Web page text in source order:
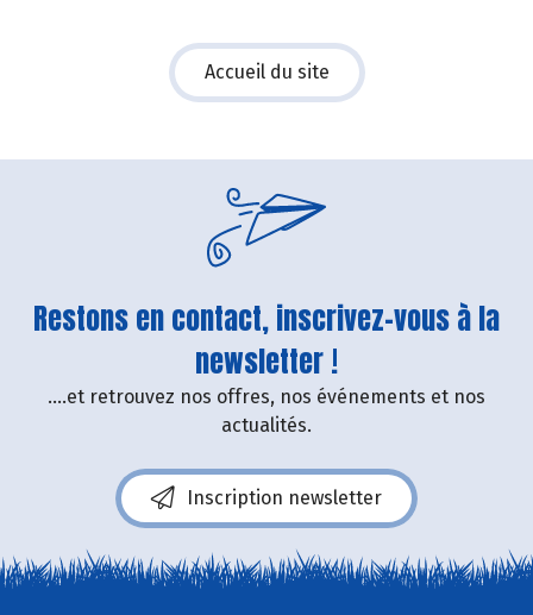
Accueil du site
Restons en contact, inscrivez-vous à la
newsletter !
....et retrouvez nos offres, nos événements et nos
actualités.
Inscription newsletter